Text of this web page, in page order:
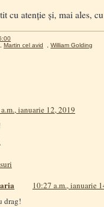
cu atenție și, mai ales, cu
, Martin cel avid , William Golding
ianuarie 12, 2019
10:27 a.m., ianuarie
drag!